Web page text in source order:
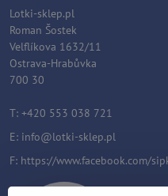
Lotki-sklep.pl
Roman Šostek
Velflíkova 1632/11
Ostrava-Hrabůvka
700 30
T: +420 553 038 721
E: info@lotki-sklep.pl
F: https://www.facebook.com/